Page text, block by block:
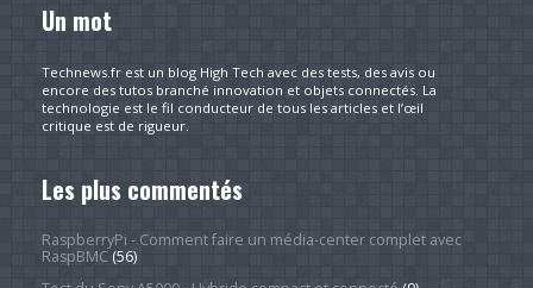
Un mot
Technews.fr est un blog High Tech avec des tests, des avis ou
encore des tutos branché innovation et objets connectés. La
technologie est le fil conducteur de tous les articles et l’œil
critique est de rigueur.
Les plus commentés
RaspberryPi - Comment faire un média-center complet avec
RaspBMC(56)